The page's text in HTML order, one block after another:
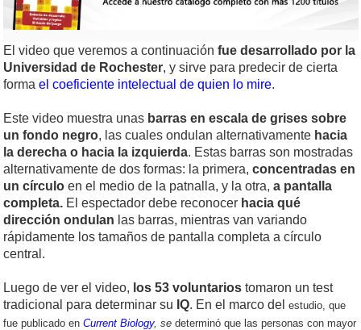
El video que veremos a continuación fue desarrollado por la
Universidad de Rochester, y sirve para predecir de cierta
forma el coeficiente intelectual de quien lo mire.
Este video muestra unas barras en escala de grises sobre
un fondo negro, las cuales ondulan alternativamente hacia
la derecha o hacia la izquierda. Estas barras son mostradas
alternativamente de dos formas: la primera, concentradas en
un círculo en el medio de la patnalla, y la otra, a pantalla
completa. El espectador debe reconocer hacia qué
dirección ondulan las barras, mientras van variando
rápidamente los tamaños de pantalla completa a círculo
central.
Luego de ver el video, los 53 voluntarios tomaron un test
tradicional para determinar su IQ. En el marco del estudio, que
fue publicado en Current Biology, se determinó que las personas con mayor